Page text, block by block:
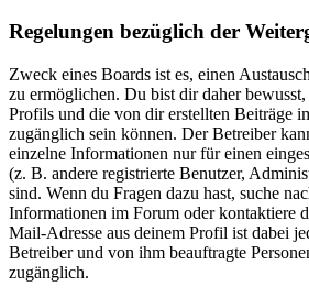
Regelungen bezüglich der
Zweck eines Boards ist es, einen
zu ermöglichen. Du bist dir daher bewusst,
Profils und die von dir erstellten Beiträge
zugänglich sein können. Der Betreiber
einzelne Informationen nur für einen
(z. B. andere registrierte Benutzer,
sind. Wenn du Fragen dazu hast, suche
Informationen im Forum oder kontaktiere
Mail-Adresse aus deinem Profil ist dabei
Betreiber und von ihm beauftragte
zugänglich.